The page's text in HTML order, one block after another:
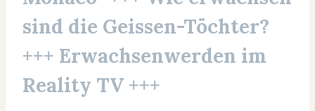
sind die Geissen-Töchter?
+++ Erwachsenwerden im
Reality TV +++